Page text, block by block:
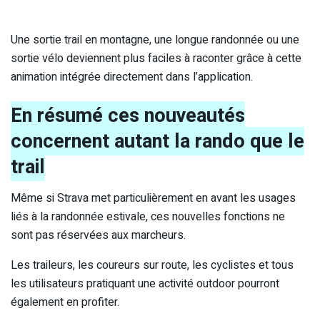
Une sortie trail en montagne, une longue randonnée ou une
sortie vélo deviennent plus faciles à raconter grâce à cette
animation intégrée directement dans l’application.
En résumé ces nouveautés
concernent autant la rando que le
trail
Même si Strava met particulièrement en avant les usages
liés à la randonnée estivale, ces nouvelles fonctions ne
sont pas réservées aux marcheurs.
Les traileurs, les coureurs sur route, les cyclistes et tous
les utilisateurs pratiquant une activité outdoor pourront
également en profiter.